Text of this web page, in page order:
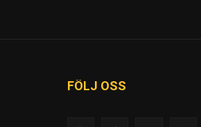
FÖLJ OSS